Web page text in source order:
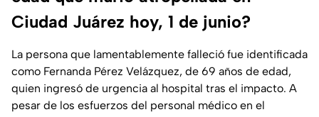
Ciudad Juárez hoy, 1 de junio?
La persona que lamentablemente falleció fue identificada
como Fernanda Pérez Velázquez, de 69 años de edad,
quien ingresó de urgencia al hospital tras el impacto. A
pesar de los esfuerzos del personal médico en el